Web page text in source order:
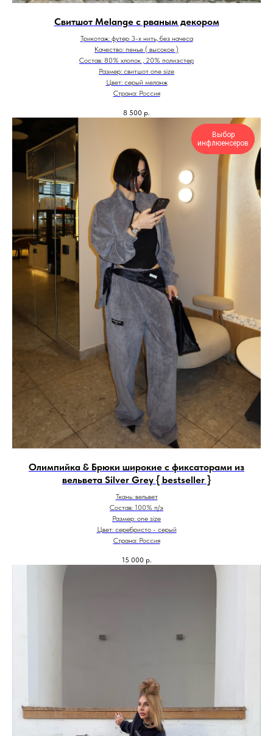
Свитшот Melange с рваным декором
Трикотаж: футер 3-х нить, без начеса
Качество: пенье ( высокое )
Состав: 80% хлопок , 20% полиэстер
Размер: свитшот one size
Цвет: серый меланж
Страна: Россия
8 500 р.
Выбор
инфлюенсеров
Олимпийка & Брюки широкие с фиксаторами из
вельвета Silver Grey { bestseller }
Ткань: вельвет
Состав: 100% п/э
Размер: one size
Цвет: серебристо - серый
Страна: Россия
15 000 р.